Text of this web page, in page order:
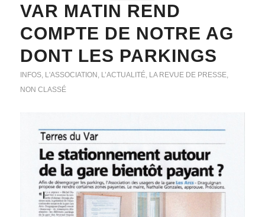
VAR MATIN REND
COMPTE DE NOTRE AG
DONT LES PARKINGS
INFOS, L'ASSOCIATION L’ACTUALITÉ, LA REVUE DE PRESSE,
NON CLASSÉ